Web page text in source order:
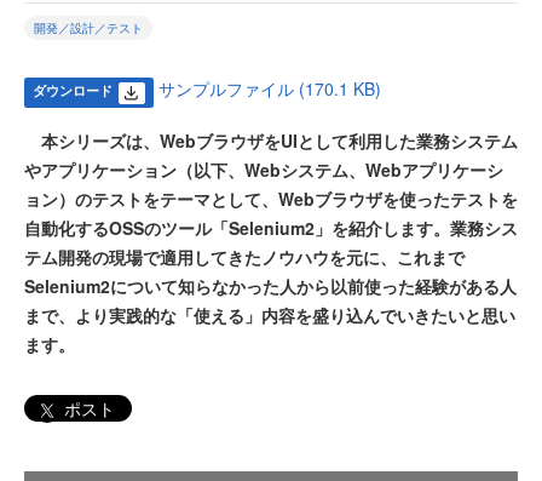
開発／設計／テスト
ダウンロード サンプルファイル (170.1 KB)
本シリーズは、WebブラウザをUIとして利用した業務システム
やアプリケーション（以下、Webシステム、Webアプリケーシ
ョン）のテストをテーマとして、Webブラウザを使ったテストを
自動化するOSSのツール「Selenium2」を紹介します。業務シス
テム開発の現場で適用してきたノウハウを元に、これまで
Selenium2について知らなかった人から以前使った経験がある人
まで、より実践的な「使える」内容を盛り込んでいきたいと思い
ます。
ポスト